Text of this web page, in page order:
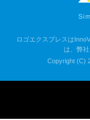
ロゴエクスプレスは
は、弊
Copyright (C)